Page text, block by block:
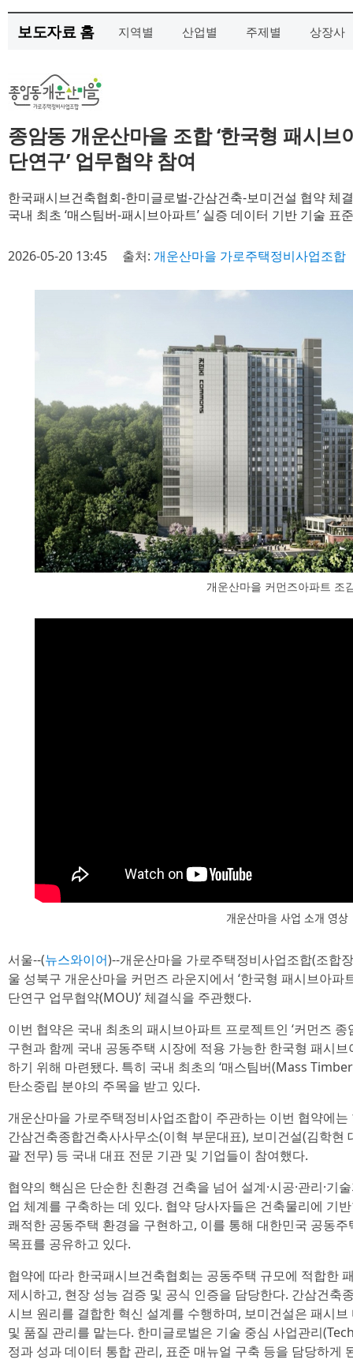
보도자료 홈 지역별 산업별 주제별 상장사
종암동 개운산마을 조합 ‘한국형 패시
단연구’ 업무협약 참여
한국패시브건축협회-한미글로벌-간삼건축-보미건설 협약 체결
국내 최초 ‘매스팀버-패시브아파트’ 실증 데이터 기반 기술 표
2026-05-20 13:45 출처: 개운산마을 가로주택정비사업조합
개운산마을 커먼즈아파트 조
개운산마을 사업 소개 영상
서울--(뉴스와이어)--개운산마을 가로주택정비사업조합(조합
울 성북구 개운산마을 커먼즈 라운지에서 ‘한국형 패시브아
단연구 업무협약(MOU)’ 체결식을 주관했다.
이번 협약은 국내 최초의 패시브아파트 프로젝트인 ‘커먼즈
구현과 함께 국내 공동주택 시장에 적용 가능한 한국형 패시
하기 위해 마련됐다. 특히 국내 최초의 ‘매스팀버(Mass
탄소중립 분야의 주목을 받고 있다.
개운산마을 가로주택정비사업조합이 주관하는 이번 협약에
간삼건축종합건축사사무소(이혁 부문대표), 보미건설(김학현
괄 전무) 등 국내 대표 전문 기관 및 기업들이 참여했다.
협약의 핵심은 단순한 친환경 건축을 넘어 설계·시공·관리·기
업 체계를 구축하는 데 있다. 협약 당사자들은 건축물리에 기
쾌적한 공동주택 환경을 구현하고, 이를 통해 대한민국 공동
목표를 공유하고 있다.
협약에 따라 한국패시브건축협회는 공동주택 규모에 적합한
제시하고, 현장 성능 검증 및 공식 인증을 담당한다. 간삼건축
시브 원리를 결합한 혁신 설계를 수행하며, 보미건설은 패시
및 품질 관리를 맡는다. 한미글로벌은 기술 중심 사업관리
정과 성과 데이터 통합 관리, 표준 매뉴얼 구축 등을 담당하게